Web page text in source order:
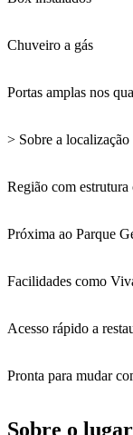
Chuveiro a gás
Portas amplas nos
> Sobre a localização
Região com
Próxima ao Parque
Facilidades como
Acesso rápido a
Pronta para mudar
Sobre o lugar